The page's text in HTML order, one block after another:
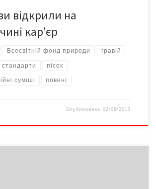
відкрили на
кар’єр
Всесвітній фонд природи гравій
стандарти пісок
суміші повені
Опубліковано02/08/2013